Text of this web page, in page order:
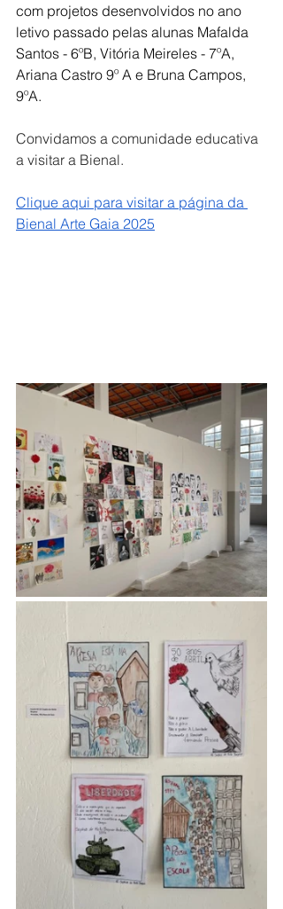
com projetos desenvolvidos no ano
letivo passado pelas alunas Mafalda
Santos - 6ºB, Vitória Meireles - 7ºA,
Ariana Castro 9º A e Bruna Campos,
9ºA.
Convidamos a comunidade educativa
a visitar a Bienal.
Clique aqui para visitar a página da
Bienal Arte Gaia 2025